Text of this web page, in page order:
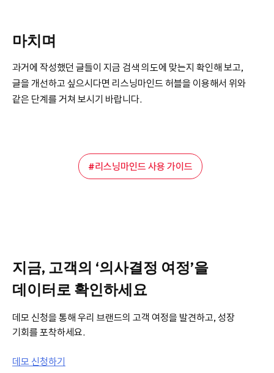
마치며
과거에 작성했던 글들이 지금 검색 의도에 맞는지 확인해 보고,
글을 개선하고 싶으시다면 리스닝마인드 허블을 이용해서 위와
같은 단계를 거쳐 보시기 바랍니다.
리스닝마인드 사용 가이드
지금, 고객의 ‘의사결정 여정’을
데이터로 확인하세요
데모 신청을 통해 우리 브랜드의 고객 여정을 발견하고, 성장
기회를 포착하세요.
데모 신청하기